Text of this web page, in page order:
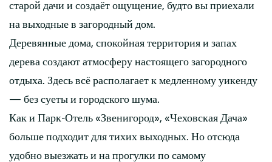
старой дачи и создаёт ощущение, будто вы приехали
на выходные в загородный дом.
Деревянные дома, спокойная территория и запах
дерева создают атмосферу настоящего загородного
отдыха. Здесь всё располагает к медленному уикенду
— без суеты и городского шума.
Как и Парк-Отель «Звенигород», «Чеховская Дача»
больше подходит для тихих выходных. Но отсюда
удобно выезжать и на прогулки по самому